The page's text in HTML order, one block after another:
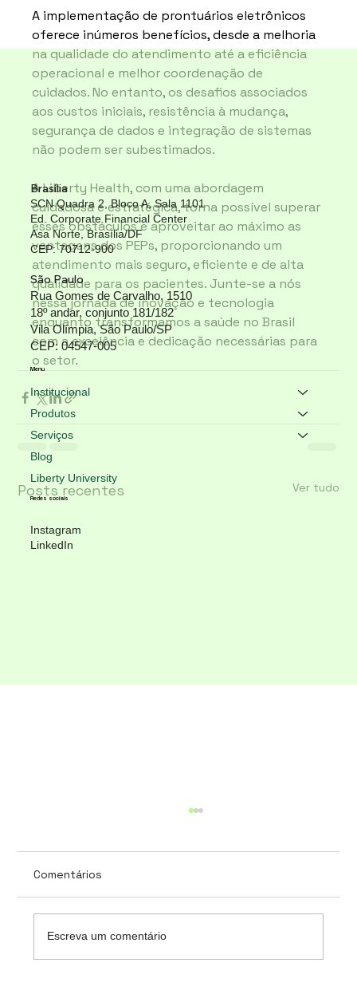
A implementação de prontuários eletrônicos
oferece inúmeros benefícios, desde a melhoria
na qualidade do atendimento até a eficiência
operacional e melhor coordenação de
cuidados. No entanto, os desafios associados
aos custos iniciais, resistência à mudança,
segurança de dados e integração de sistemas
não podem ser subestimados.
A Liberty Health, com uma abordagem
cuidadosa e estratégica, torna possível superar
esses obstáculos e aproveitar ao máximo as
vantagens dos PEPs, proporcionando um
atendimento mais seguro, eficiente e de alta
qualidade para os pacientes. Junte-se a nós
nessa jornada de inovação e tecnologia
enquanto transformamos a saúde no Brasil
com a excelência e dedicação necessárias para
o setor.
Posts recentes Ver tudo
Comentários
Escreva um comentário
Brasília
SCN Quadra 2, Bloco A, Sala 1101
Ed. Corporate Financial Center
Asa Norte, Brasília/DF
CEP: 70712-900
São Paulo
Rua Gomes de Carvalho, 1510
18º andar, conjunto 181/182
Vila Olímpia, São Paulo/SP
CEP: 04547-005
Instagram
LinkedIn
Redes sociais
Institucional
Produtos
Serviços
Blog
Liberty University
Menu